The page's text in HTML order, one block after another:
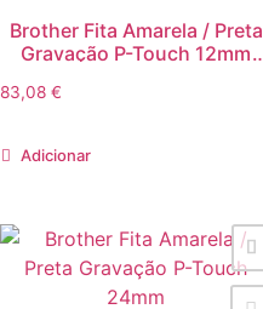
Brother Fita Amarela / Preta
Gravação P-Touch 12mm
83,08 €
Adicionar